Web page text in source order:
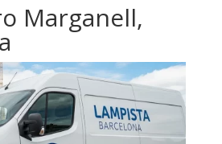
Marganell,